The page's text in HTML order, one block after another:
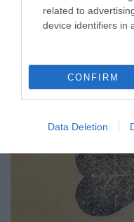
related to
device identifiers in
CONFIRM
Data Deletion